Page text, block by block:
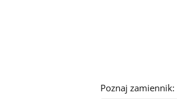
Poznaj zamiennik: